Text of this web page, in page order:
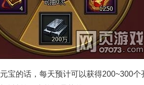
的话，每天预计可以获得200~300个